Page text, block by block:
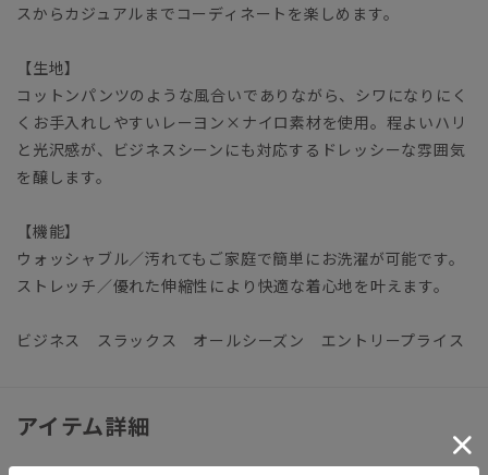
スからカジュアルまでコーディネートを楽しめます。
【生地】
コットンパンツのような風合いでありながら、シワになりにく
くお手入れしやすいレーヨン×ナイロ素材を使用。程よいハリ
と光沢感が、ビジネスシーンにも対応するドレッシーな雰囲気
を醸します。
【機能】
ウォッシャブル／汚れてもご家庭で簡単にお洗濯が可能です。
ストレッチ／優れた伸縮性により快適な着心地を叶えます。
ビジネス スラックス オールシーズン エントリープライス
アイテム詳細